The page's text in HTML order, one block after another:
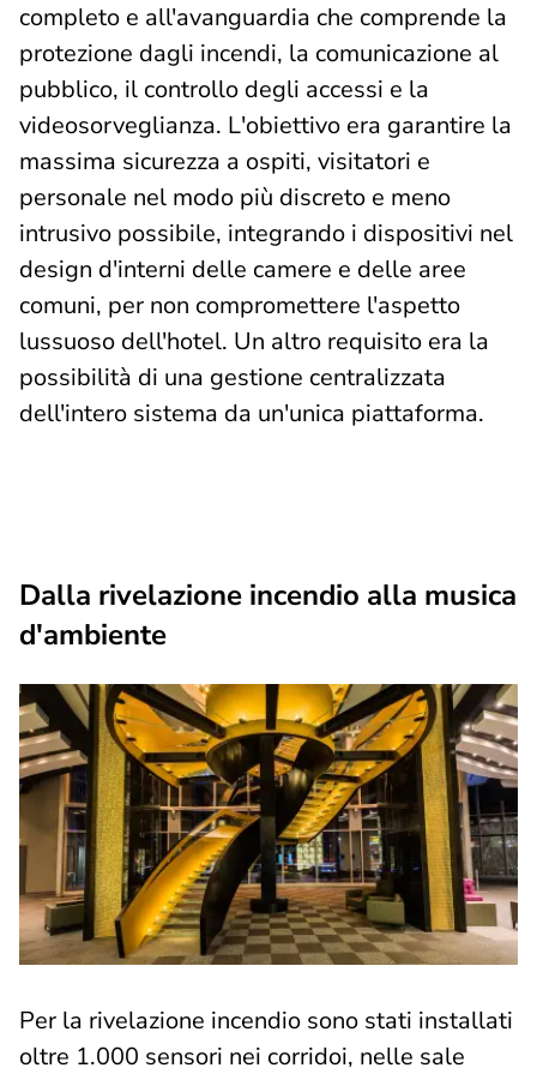
completo e all'avanguardia che comprende la
protezione dagli incendi, la comunicazione al
pubblico, il controllo degli accessi e la
videosorveglianza. L'obiettivo era garantire la
massima sicurezza a ospiti, visitatori e
personale nel modo più discreto e meno
intrusivo possibile, integrando i dispositivi nel
design d'interni delle camere e delle aree
comuni, per non compromettere l'aspetto
lussuoso dell'hotel. Un altro requisito era la
possibilità di una gestione centralizzata
dell'intero sistema da un'unica piattaforma.
Dalla rivelazione incendio alla musica
d'ambiente
Per la rivelazione incendio sono stati installati
oltre 1.000 sensori nei corridoi, nelle sale